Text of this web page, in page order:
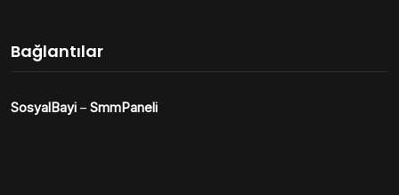
Bağlantılar
SosyalBayi – SmmPaneli